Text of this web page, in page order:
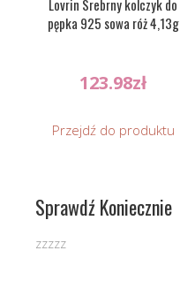
Lovrin Srebrny kolczyk do
pępka 925 sowa róż 4,13g
123.98zł
Przejdź do produktu
Sprawdź Koniecznie
zzzzz